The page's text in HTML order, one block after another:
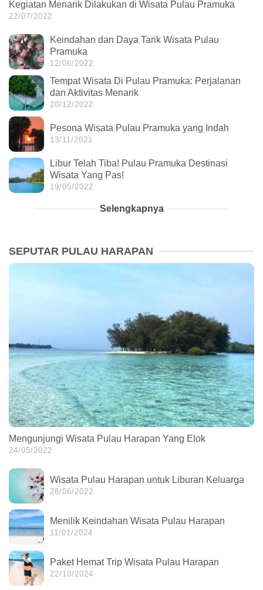
Kegiatan Menarik Dilakukan di Wisata Pulau Pramuka
22/07/2022
Keindahan dan Daya Tarik Wisata Pulau
Pramuka
12/06/2022
Tempat Wisata Di Pulau Pramuka: Perjalanan
dan Aktivitas Menarik
20/12/2022
Pesona Wisata Pulau Pramuka yang Indah
13/11/2021
Libur Telah Tiba! Pulau Pramuka Destinasi
Wisata Yang Pas!
19/05/2022
Selengkapnya
SEPUTAR PULAU HARAPAN
Mengunjungi Wisata Pulau Harapan Yang Elok
24/05/2022
Wisata Pulau Harapan untuk Liburan Keluarga
28/06/2022
Menilik Keindahan Wisata Pulau Harapan
11/01/2024
Paket Hemat Trip Wisata Pulau Harapan
22/10/2024